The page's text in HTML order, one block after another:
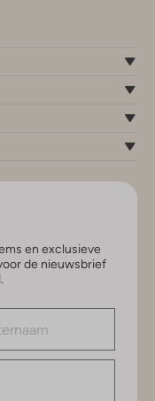
en exclusieve
de nieuwsbrief